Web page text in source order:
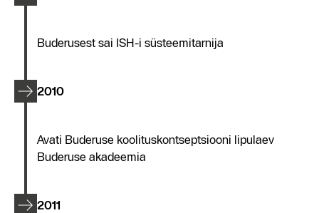
Buderusest sai ISH-i süsteemitarnija
2010
Avati Buderuse koolituskontseptsiooni lipulaev
Buderuse akadeemia
2011